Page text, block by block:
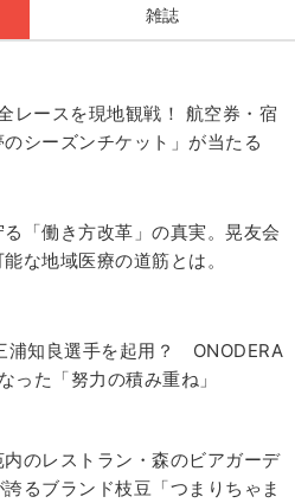
雑誌
レースを現地観戦！ 航空券・宿
シーズンチケット」が当たる
「働き方改革」の真実。晃友会
な地域医療の道筋とは。
浦知良選手を起用？ ONODERA
った「努力の積み重ね」
のレストラン・森のビアガーデ
るブランド枝豆「つまりちゃま